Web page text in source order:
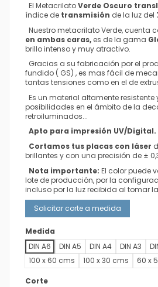
El MetacrilatoVerde Oscuro
índice de transmisión de la luz del
Nuestro metacrilato Verde, cuenta
en ambas caras, es de la gama
brillo intenso y muy atractivo.
Gracias a su fabricación por el
fundido ( GS) , es mas fácil de
tantas tensiones como en el de
Es un material altamente
posibilidades en el ámbito de la
retroiluminados...
Apto para impresión UV/Digital.
Cortamos tus placas con láser
brillantes y con una precisión de ±
Nota importante: El color puede
lote de producción, por la
incluso por la luz recibida al tomar
Solicitar corte a medida
Medida
DIN A6
DIN A5 DIN A4 DIN A3
100 x 60 cms
100 x 30 cms 60 x
Corte